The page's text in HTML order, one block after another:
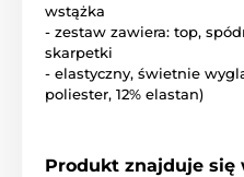
wstążka
- zestaw zawiera: top,
skarpetki
- elastyczny, świetnie
poliester, 12% elastan)
Produkt znajduje się